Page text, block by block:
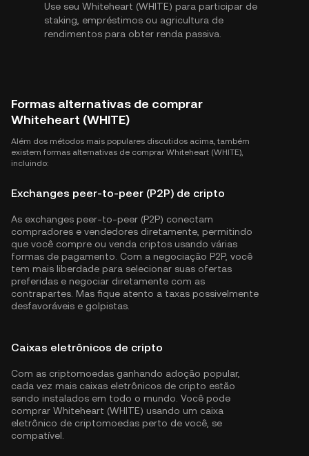
Use seu Whiteheart (WHITE) para participar de
staking, empréstimos ou agricultura de
rendimentos para obter renda passiva.
Formas alternativas de comprar
Whiteheart (WHITE)
Além dos métodos mais populares discutidos acima, também
existem formas alternativas de comprar Whiteheart (WHITE),
incluindo:
Exchanges peer-to-peer (P2P) de cripto
As exchanges peer-to-peer (P2P) conectam
compradores e vendedores diretamente, permitindo
que você compre ou venda criptos usando várias
formas de pagamento. Com a negociação P2P, você
tem mais liberdade para selecionar suas ofertas
preferidas e negociar diretamente com as
contrapartes. Mas fique atento a taxas possivelmente
desfavoráveis e golpistas.
Caixas eletrônicos de cripto
Com as criptomoedas ganhando adoção popular,
cada vez mais caixas eletrônicos de cripto estão
sendo instalados em todo o mundo. Você pode
comprar Whiteheart (WHITE) usando um caixa
eletrônico de criptomoedas perto de você, se
compatível.